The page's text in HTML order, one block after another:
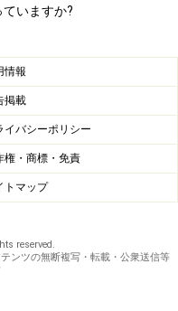
いますか?
情報
掲載
イバシーポリシー
権・商標・免責
トマップ
reserved.
ンツの無断複写・転載・公衆送信等